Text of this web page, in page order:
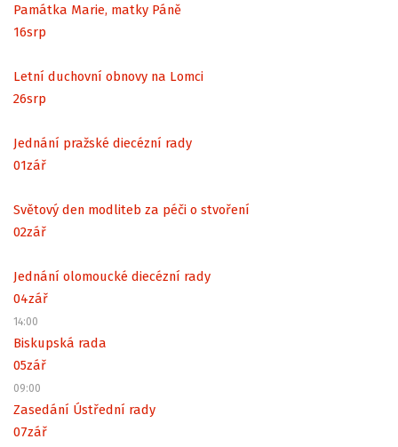
Památka Marie, matky Páně
16srp
Letní duchovní obnovy na Lomci
26srp
Jednání pražské diecézní rady
01zář
Světový den modliteb za péči o stvoření
02zář
Jednání olomoucké diecézní rady
04zář
14:00
Biskupská rada
05zář
09:00
Zasedání Ústřední rady
07zář